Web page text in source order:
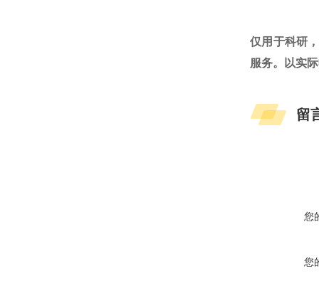
仅用于科研
服务。以实
留
您
您